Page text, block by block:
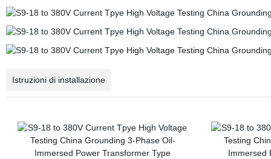
Istruzioni di installazione